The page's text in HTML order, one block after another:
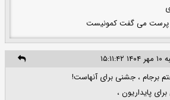
پرست می گفت کمونیست
برجام ، جشنی برای آنهاست!
پایداریون ،